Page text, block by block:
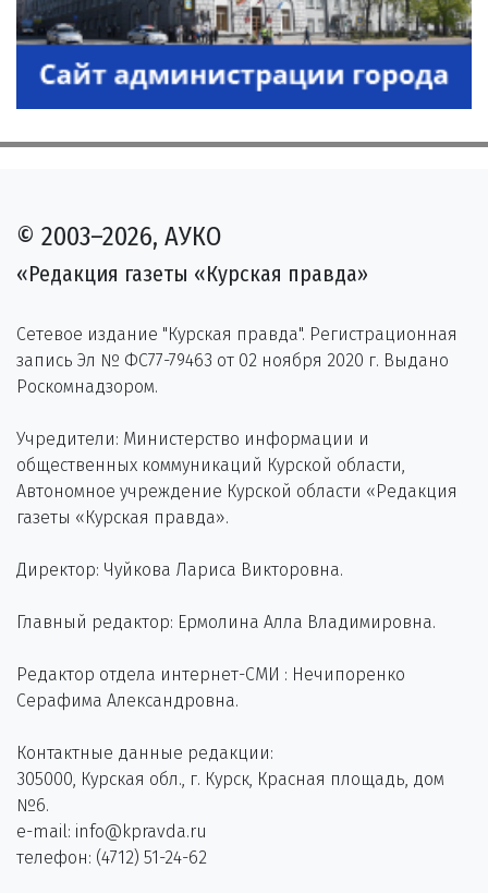
© 2003–2026, АУКО
«Редакция газеты «Курская правда»
Сетевое издание "Курская правда". Регистрационная
запись Эл № ФС77-79463 от 02 ноября 2020 г. Выдано
Роскомнадзором.
Учредители: Министерство информации и
общественных коммуникаций Курской области,
Автономное учреждение Курской области «Редакция
газеты «Курская правда».
Директор: Чуйкова Лариса Викторовна.
Главный редактор: Ермолина Алла Владимировна.
Редактор отдела интернет-СМИ : Нечипоренко
Серафима Александровна.
Контактные данные редакции:
305000, Курская обл., г. Курск, Красная площадь, дом
№6.
e-mail: info@kpravda.ru
телефон: (4712) 51-24-62